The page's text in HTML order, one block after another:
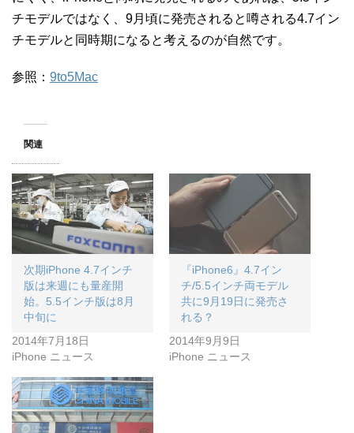
チモデルではなく、9月頃に発売されると噂される4.7イン
チモデルと同時期になると考えるのが自然です。
参照： 9to5Mac
関連
次期iPhone 4.7インチ
版は来週にも量産開
始。5.5インチ版は8月
中旬に
2014年7月18日
iPhone ニュース
『iPhone6』4.7イン
チ/5.5インチ両モデル
共に9月19日に発売さ
れる？
2014年9月9日
iPhone ニュース